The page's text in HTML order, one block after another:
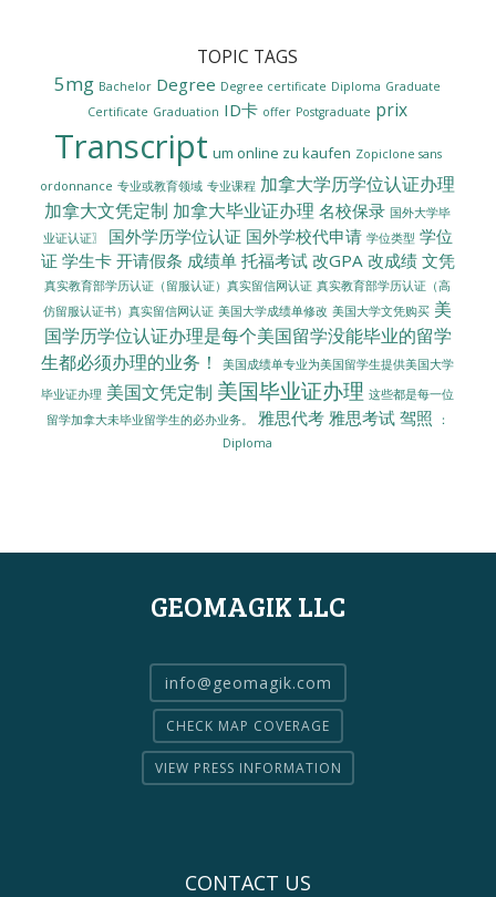
TOPIC TAGS
5mg Bachelor Degree Degree certificate Diploma Graduate
Certificate Graduation ID卡 offer Postgraduate prix
Transcript um online zu kaufen Zopiclone sans
ordonnance 专业或教育领域 专业课程 加拿大学历学位认证办理
加拿大文凭定制 加拿大毕业证办理 名校保录 国外大学毕
业证认证〗
国外学历学位认证 国外学校代申请 学位类型 学位
证 学生卡 开请假条 成绩单 托福考试 改GPA 改成绩 文凭
真实教育部学历认证（留服认证）真实留信网认证 真实教育部学历认证（高
仿留服认证书）真实留信网认证 美国大学成绩单修改 美国大学文凭购买 美
国学历学位认证办理是每个美国留学没能毕业的留学
生都必须办理的业务！
美国成绩单专业为美国留学生提供美国大学
毕业证办理 美国文凭定制 美国毕业证办理 这些都是每一位
留学加拿大未毕业留学生的必办业务。
雅思代考 雅思考试 驾照
：
Diploma
GEOMAGIK LLC
info@geomagik.com
CHECK MAP COVERAGE
VIEW PRESS INFORMATION
CONTACT US